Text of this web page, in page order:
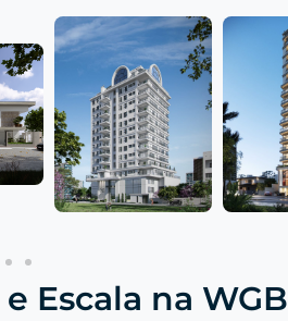
Escala na WGB